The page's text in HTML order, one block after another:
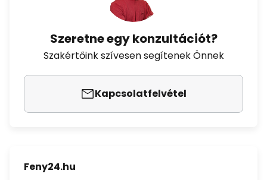
Szeretne egy konzultációt?
Szakértőink szívesen segítenek Önnek
Kapcsolatfelvétel
Feny24.hu